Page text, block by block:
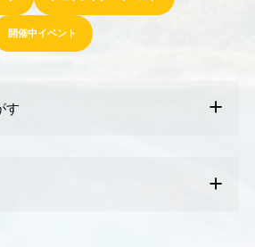
開催中イベント
す